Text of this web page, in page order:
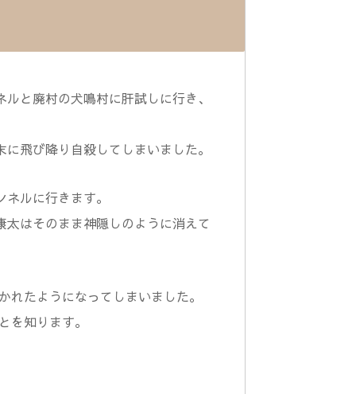
と廃村の犬鳴村に肝試しに行き、
飛び降り自殺してしまいました。
ルに行きます。
はそのまま神隠しのように消えて
たようになってしまいました。
知ります。